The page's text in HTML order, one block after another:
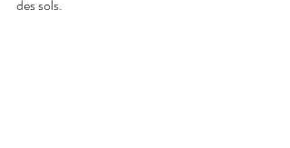
des sols.